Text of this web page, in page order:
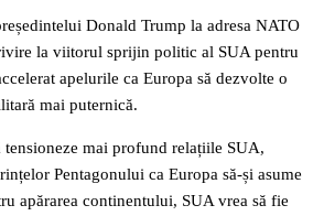
Donald Trump la adresa NATO
la viitorul sprijin politic al SUA pentru
apelurile ca Europa să dezvolte o
mai puternică.
tensioneze mai profund relațiile SUA,
Pentagonului ca Europa să-și asume
apărarea continentului, SUA vrea să fie